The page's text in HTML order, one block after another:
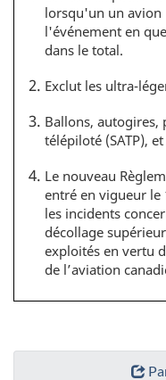
lorsqu'un un avion
l'événement en
dans le total.
Exclut les ultra-
Ballons, autogires,
télépiloté (SATP),
Le nouveau
entré en vigueur le
les incidents
décollage
exploités en vertu
de l’aviation